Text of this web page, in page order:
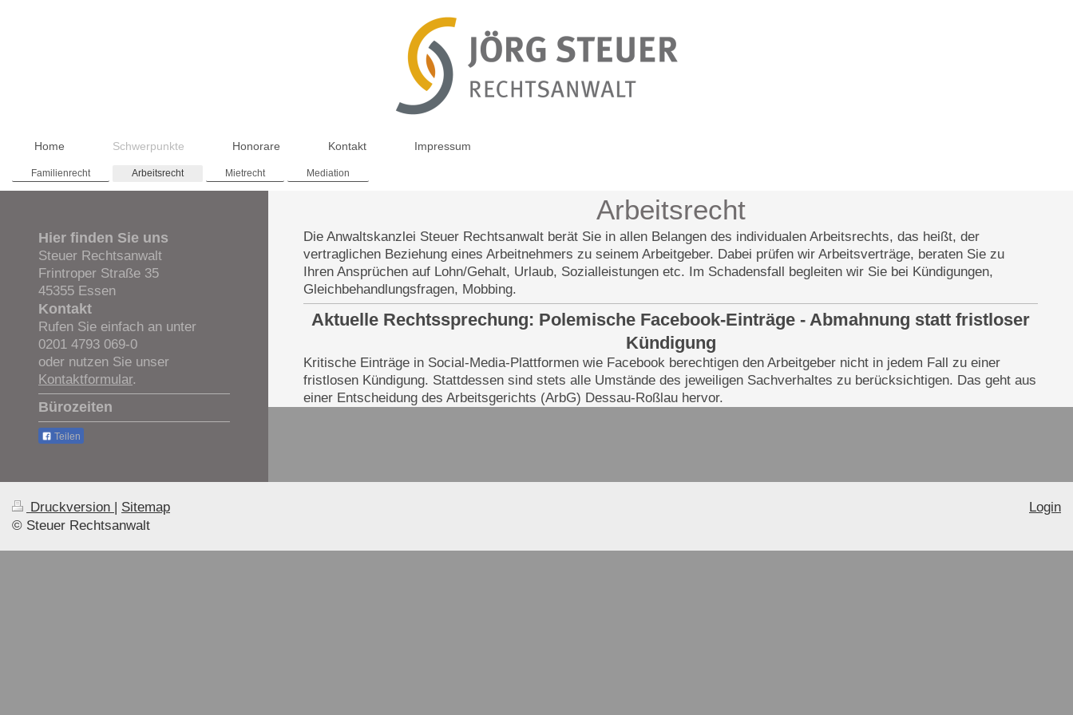
Home Schwerpunkte Honorare Kontakt Impressum
Familienrecht Arbeitsrecht Mietrecht Mediation
Arbeitsrecht
Die Anwaltskanzlei Steuer Rechtsanwalt berät Sie in allen Belangen des individualen Arbeitsrechts, das heißt, der
vertraglichen Beziehung eines Arbeitnehmers zu seinem Arbeitgeber. Dabei prüfen wir Arbeitsverträge, beraten Sie zu
Ihren Ansprüchen auf Lohn/Gehalt, Urlaub, Sozialleistungen etc. Im Schadensfall begleiten wir Sie bei Kündigungen,
Gleichbehandlungsfragen, Mobbing.
Aktuelle Rechtssprechung: Polemische Facebook-Einträge - Abmahnung statt fristloser
Kündigung
Kritische Einträge in Social-Media-Plattformen wie Facebook berechtigen den Arbeitgeber nicht in jedem Fall zu einer
fristlosen Kündigung. Stattdessen sind stets alle Umstände des jeweiligen Sachverhaltes zu berücksichtigen. Das geht aus
einer Entscheidung des Arbeitsgerichts (ArbG) Dessau-Roßlau hervor.
Hier finden Sie uns
Steuer Rechtsanwalt
Frintroper Straße 35
45355 Essen
Kontakt
Rufen Sie einfach an unter
0201 4793 069-0
oder nutzen Sie unser
Kontaktformular.
Bürozeiten
Teilen
Druckversion
Sitemap
© Steuer Rechtsanwalt
Login